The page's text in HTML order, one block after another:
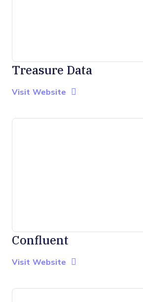
Treasure Data
Visit Website Opens New Window
Confluent
Visit Website Opens New Window